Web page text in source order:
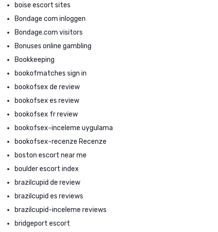
boise escort sites
Bondage com inloggen
Bondage.com visitors
Bonuses online gambling
Bookkeeping
bookofmatches sign in
bookofsex de review
bookofsex es review
bookofsex fr review
bookofsex-inceleme uygulama
bookofsex-recenze Recenze
boston escort near me
boulder escort index
brazilcupid de review
brazilcupid es reviews
brazilcupid-inceleme reviews
bridgeport escort